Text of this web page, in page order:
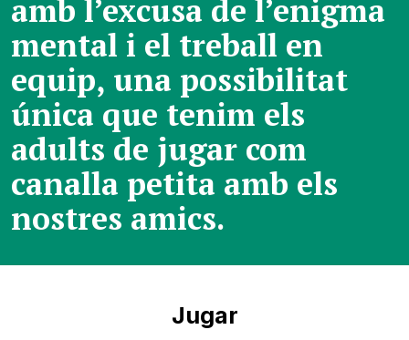
amb l’excusa de l’enigma
mental i el treball en
equip, una possibilitat
única que tenim els
adults de jugar com
canalla petita amb els
nostres amics.
Jugar